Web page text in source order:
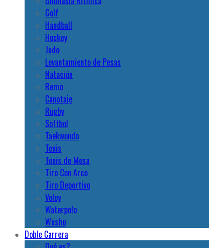
Golf
Handball
Hockey
Judo
Levantamiento de Pesas
Natación
Remo
Canotaje
Rugby
Softbol
Taekwondo
Tenis
Tenis de Mesa
Tiro Con Arco
Tiro Deportivo
Voley
Waterpolo
Wushu
Doble Carrera